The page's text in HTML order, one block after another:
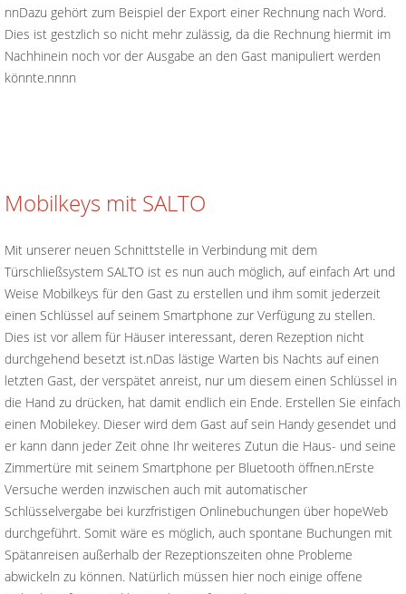
nnDazu gehört zum Beispiel der Export einer Rechnung nach Word.
Dies ist gestzlich so nicht mehr zulässig, da die Rechnung hiermit im
Nachhinein noch vor der Ausgabe an den Gast manipuliert werden
könnte.nnnn
Mobilkeys mit SALTO
Mit unserer neuen Schnittstelle in Verbindung mit dem
Türschließsystem SALTO ist es nun auch möglich, auf einfach Art und
Weise Mobilkeys für den Gast zu erstellen und ihm somit jederzeit
einen Schlüssel auf seinem Smartphone zur Verfügung zu stellen.
Dies ist vor allem für Häuser interessant, deren Rezeption nicht
durchgehend besetzt ist.nDas lästige Warten bis Nachts auf einen
letzten Gast, der verspätet anreist, nur um diesem einen Schlüssel in
die Hand zu drücken, hat damit endlich ein Ende. Erstellen Sie einfach
einen Mobilekey. Dieser wird dem Gast auf sein Handy gesendet und
er kann dann jeder Zeit ohne Ihr weiteres Zutun die Haus- und seine
Zimmertüre mit seinem Smartphone per Bluetooth öffnen.nErste
Versuche werden inzwischen auch mit automatischer
Schlüsselvergabe bei kurzfristigen Onlinebuchungen über hopeWeb
durchgeführt. Somit wäre es möglich, auch spontane Buchungen mit
Spätanreisen außerhalb der Rezeptionszeiten ohne Probleme
abwickeln zu können. Natürlich müssen hier noch einige offene